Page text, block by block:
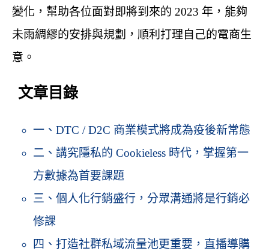
變化，幫助各位面對即將到來的 2023 年，能夠
未雨綢繆的安排與規劃，順利打理自己的電商生
意。
文章目錄
一、DTC / D2C 商業模式將成為疫後新常態
二、講究隱私的 Cookieless 時代，掌握第一
方數據為首要課題
三、個人化行銷盛行，分眾溝通將是行銷必
修課
四、打造社群私域流量池更重要，直播導購